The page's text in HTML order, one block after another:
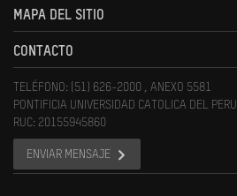
MAPA DEL SITIO
CONTACTO
TELÉFONO: (51) 626-2000 , ANEXO 5581
PONTIFICIA UNIVERSIDAD CATOLICA DEL PERU
RUC: 20155945860
ENVIAR MENSAJE